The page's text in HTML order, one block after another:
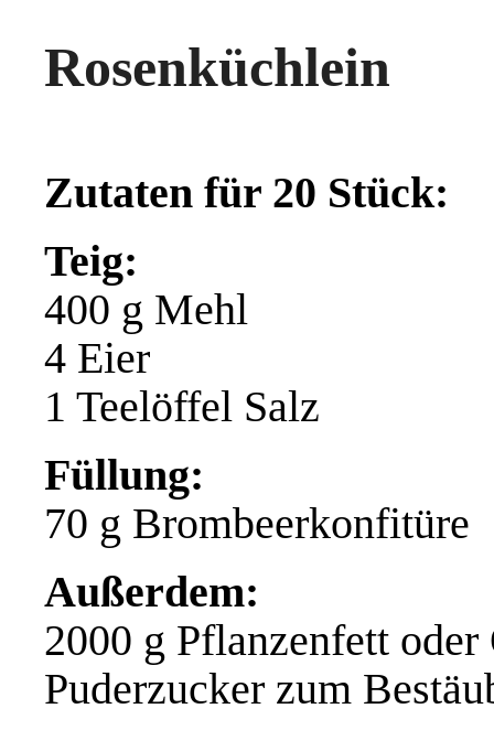
Rosenküchlein
Zutaten für 20 Stück:
Teig:
400 g Mehl
4 Eier
1 Teelöffel Salz
Füllung:
70 g Brombeerkonfitüre
Außerdem:
2000 g Pflanzenfett
Puderzucker zum